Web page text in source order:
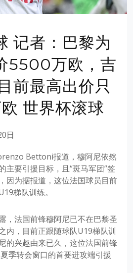
记者：巴黎为
5500万欧，吉
前最高出价只
世界杯滚球
日
Bettoni报道，穆阿尼依然
主要引援目标，且“斑马军团”签
因为据报道，这位法国球员目前
梯队训练。
，法国前锋穆阿尼已不在巴黎圣
内，目前正跟随球队U19梯队训
的兴趣由来已久，这位法国前锋
季转会窗口的首要进攻端引援